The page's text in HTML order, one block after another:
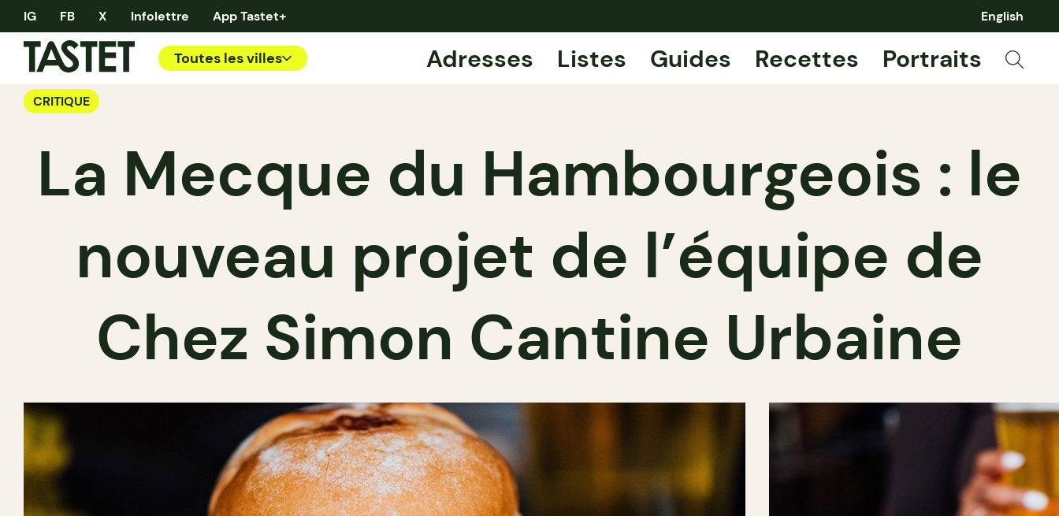
IG FB X Infolettre App Tastet+ English
Toutes les villes Adresses Listes Guides Recettes Portraits
CRITIQUE
La Mecque du Hambourgeois : le
nouveau projet de l’équipe de
Chez Simon Cantine Urbaine